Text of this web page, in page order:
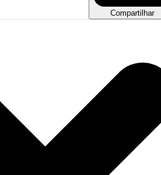
Compartilhar